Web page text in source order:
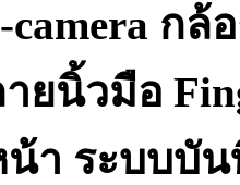
กล้
ยนิ้วมือ
า ระบบบัน